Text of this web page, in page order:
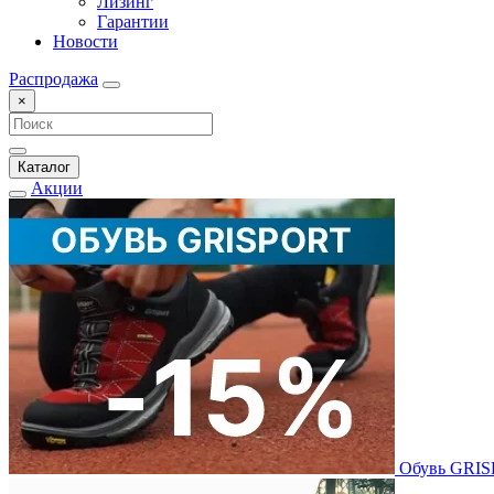
Гарантии
Новости
Распродажа
×
Каталог
Акции
Обувь